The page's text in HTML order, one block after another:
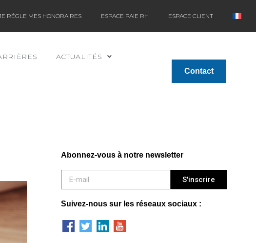
RÉGLE MES HONORAIRES ESPACE PAIE RH ESPACE CLIENT
ACTUALITÉS
Contact
Abonnez-vous à notre newsletter
S'inscrire
Suivez-nous sur les réseaux sociaux :